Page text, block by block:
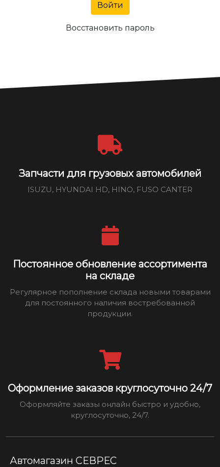
Войти
Восстановить пароль
Запчасти для грузовых автомобилей
ISUZU, HYUNDAI HD, HINO, FUSO CANTER
Постоянное обновление ассортимента
на складе
Регулярное пополнение склада новыми товарами
для постоянного наличия востребованной
продукции.
Оформление заказов круглосуточно 24/7
Оформляйте заказы онлайн быстро и удобно,
круглосуточно, 24/7.
Автомагазин СЕВРЕС